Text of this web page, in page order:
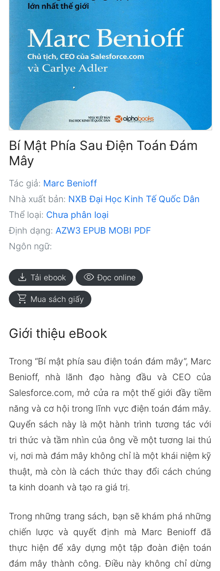
Bí Mật Phía Sau Điện Toán Đám
Mây
Tác giả: Marc Benioff
Nhà xuất bản: NXB Đại Học Kinh Tế Quốc Dân
Thể loại: Chưa phân loại
Định dạng: AZW3 EPUB MOBI PDF
Ngôn ngữ:
download Tải ebook visibility Đọc online
shopping_cart Mua sách giấy
Giới thiệu eBook
Trong “Bí mật phía sau điện toán đám mây”, Marc
Benioff, nhà lãnh đạo hàng đầu và CEO của
Salesforce.com, mở cửa ra một thế giới đầy tiềm
năng và cơ hội trong lĩnh vực điện toán đám mây.
Quyển sách này là một hành trình tương tác với
tri thức và tầm nhìn của ông về một tương lai thú
vị, nơi mà đám mây không chỉ là một khái niệm kỹ
thuật, mà còn là cách thức thay đổi cách chúng
ta kinh doanh và tạo ra giá trị.
Trong những trang sách, bạn sẽ khám phá những
chiến lược và quyết định mà Marc Benioff đã
thực hiện để xây dựng một tập đoàn điện toán
đám mây thành công. Điều này không chỉ dừng